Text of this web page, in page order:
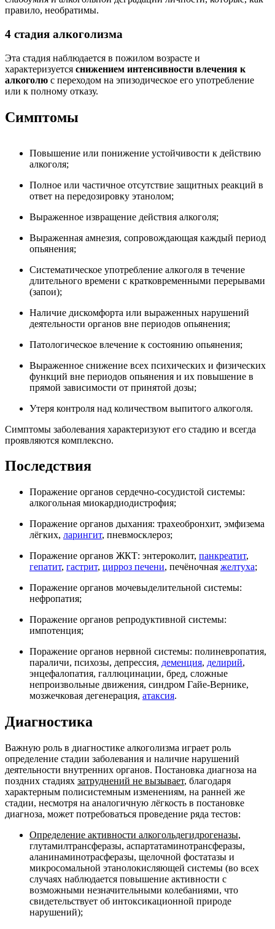
правило, необратимы.
4 стадия алкоголизма
Эта стадия наблюдается в пожилом возрасте и
характеризуется снижением интенсивности влечения к
алкоголю с переходом на эпизодическое его употребление
или к полному отказу.
Симптомы
Повышение или понижение устойчивости к действию
алкоголя;
Полное или частичное отсутствие защитных реакций в
ответ на передозировку этанолом;
Выраженное извращение действия алкоголя;
Выраженная амнезия, сопровождающая каждый период
опьянения;
Систематическое употребление алкоголя в течение
длительного времени с кратковременными перерывами
(запои);
Наличие дискомфорта или выраженных нарушений
деятельности органов вне периодов опьянения;
Патологическое влечение к состоянию опьянения;
Выраженное снижение всех психических и физических
функций вне периодов опьянения и их повышение в
прямой зависимости от принятой дозы;
Утеря контроля над количеством выпитого алкоголя.
Симптомы заболевания характеризуют его стадию и всегда
проявляются комплексно.
Последствия
Поражение органов сердечно-сосудистой системы:
алкогольная миокардиодистрофия;
Поражение органов дыхания: трахеобронхит, эмфизема
лёгких, ларингит, пневмосклероз;
Поражение органов ЖКТ: энтероколит, панкреатит,
гепатит, гастрит, цирроз печени, печёночная желтуха;
Поражение органов мочевыделительной системы:
нефропатия;
Поражение органов репродуктивной системы:
импотенция;
Поражение органов нервной системы: полиневропатия,
параличи, психозы, депрессия, деменция, делирий,
энцефалопатия, галлюцинации, бред, сложные
непроизвольные движения, синдром Гайе-Вернике,
мозжечковая дегенерация, атаксия.
Диагностика
Важную роль в диагностике алкоголизма играет роль
определение стадии заболевания и наличие нарушений
деятельности внутренних органов. Постановка диагноза на
поздних стадиях затруднений не вызывает, благодаря
характерным полисистемным изменениям, на ранней же
стадии, несмотря на аналогичную лёгкость в постановке
диагноза, может потребоваться проведение ряда тестов:
Определение активности алкогольдегидрогеназы,
глутамилтрансферазы, аспартатаминотрансферазы,
аланинаминотрасферазы, щелочной фостатазы и
микросомальной этанолокисляющей системы (во всех
случаях наблюдается повышение активности с
возможными незначительными колебаниями, что
свидетельствует об интоксикационной природе
нарушений);